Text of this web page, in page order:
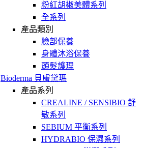
粉紅胡椒美體系列
全系列
產品類別
臉部保養
身體沐浴保養
頭髮護理
Bioderma 貝膚黛瑪
產品系列
CREALINE / SENSIBIO 舒
敏系列
SEBIUM 平衡系列
HYDRABIO 保濕系列